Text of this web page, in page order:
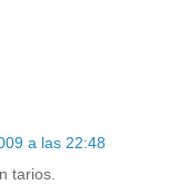
a las 22:48
tarios.